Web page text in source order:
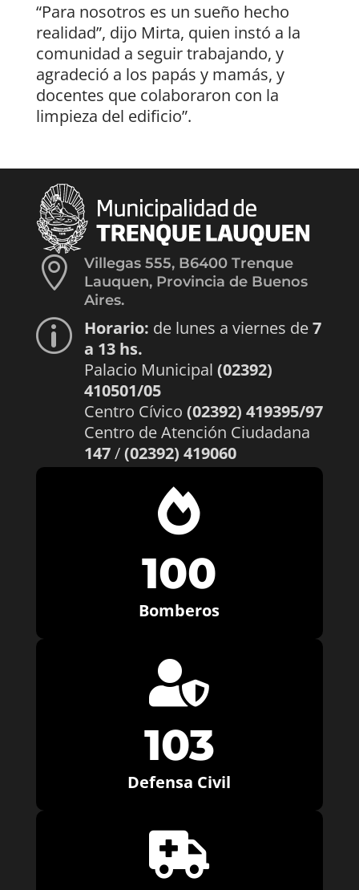
“Para nosotros es un sueño hecho
realidad”, dijo Mirta, quien instó a la
comunidad a seguir trabajando, y
agradeció a los papás y mamás, y
docentes que colaboraron con la
limpieza del edificio”.

Villegas 555, B6400 Trenque
Lauquen, Provincia de Buenos
Aires.
p Horario: de lunes a viernes de7
a 13 hs.
Palacio Municipal (02392)
410501/05
Centro Cívico (02392) 419395/97
Centro de Atención Ciudadana
147/(02392) 419060

100
Bomberos

103
Defensa Civil
